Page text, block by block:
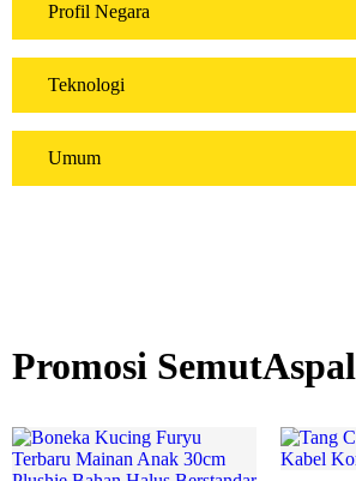
Profil Negara
Teknologi
Umum
Promosi SemutAspal